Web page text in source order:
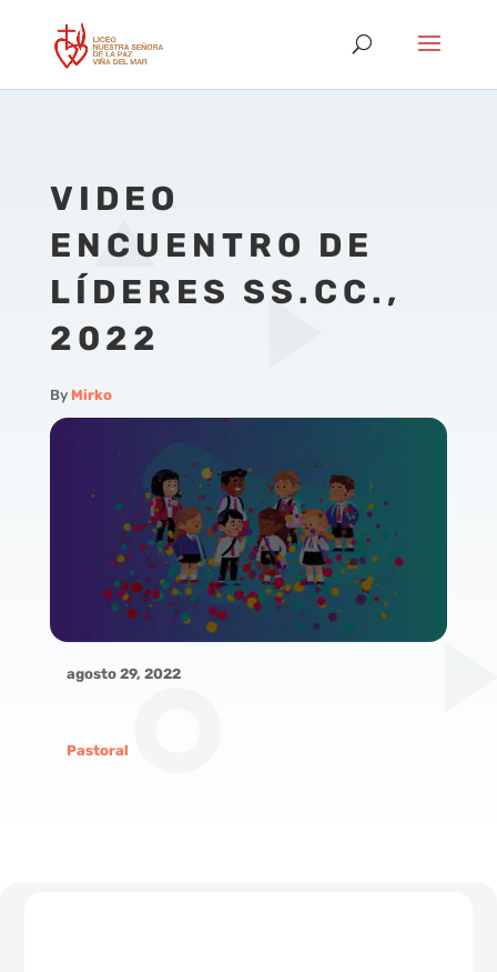
VIDEO
ENCUENTRO DE
LÍDERES SS.CC.,
2022
By Mirko
agosto 29, 2022
Pastoral